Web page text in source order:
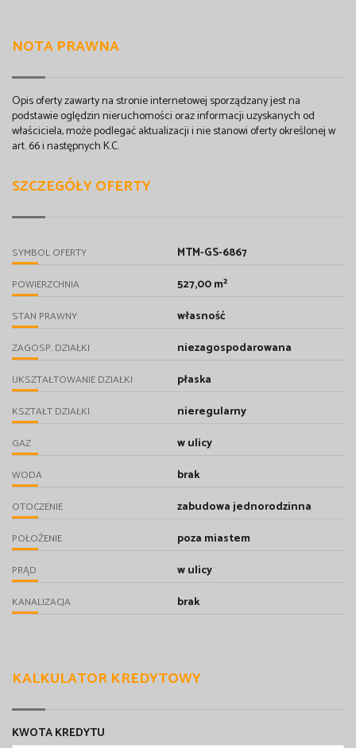
NOTA PRAWNA
Opis oferty zawarty na stronie internetowej sporządzany jest na
podstawie oględzin nieruchomości oraz informacji uzyskanych od
właściciela, może podlegać aktualizacji i nie stanowi oferty określonej w
art. 66 i następnych K.C.
SZCZEGÓŁY OFERTY
SYMBOL OFERTY MTM-GS-6867
POWIERZCHNIA 527,00 m²
STAN PRAWNY własność
ZAGOSP. DZIAŁKI niezagospodarowana
UKSZTAŁTOWANIE DZIAŁKI płaska
KSZTAŁT DZIAŁKI nieregularny
GAZ w ulicy
WODA brak
OTOCZENIE zabudowa jednorodzinna
POŁOŻENIE poza miastem
PRĄD w ulicy
KANALIZACJA brak
KALKULATOR KREDYTOWY
KWOTA KREDYTU